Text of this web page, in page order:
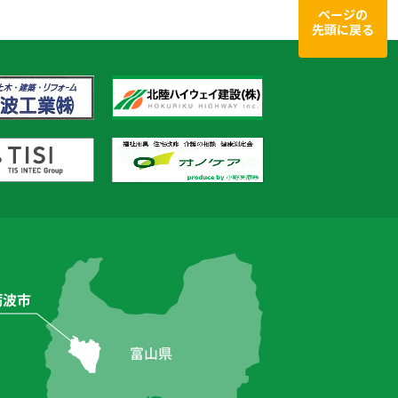
ページの
先頭に戻る